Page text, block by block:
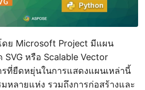
ดย Microsoft Project มีแผน
SVG หรือ Scalable Vector
รที่ยืดหยุ่นในการแสดงแผนเหล่านี้
หลายแห่ง รวมถึงการก่อสร้างและ